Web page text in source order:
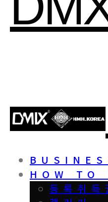
HOW TO
등록취득